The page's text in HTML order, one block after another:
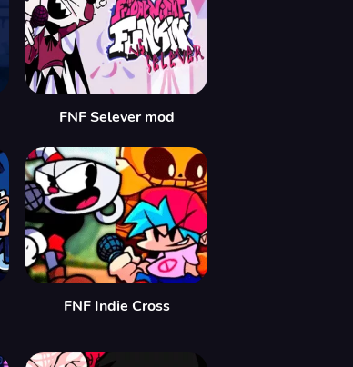
FNF Selever mod
FNF Indie Cross